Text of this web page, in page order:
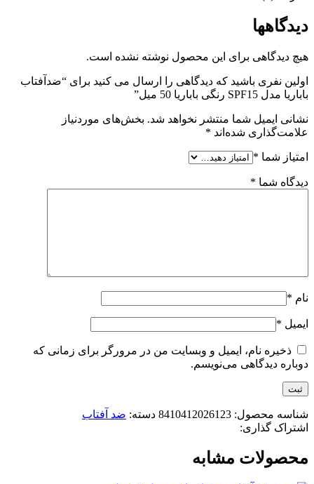
دیدگاهها
هیچ دیدگاهی برای این محصول نوشته نشده است.
اولین نفری باشید که دیدگاهی را ارسال می کنید برای “ضدآفتاب
باباریا مدل SPF15 رنگی باباریا 50 میل”
نشانی ایمیل شما منتشر نخواهد شد. بخش‌های موردنیاز
علامت‌گذاری شده‌اند *
امتیاز شما *
دیدگاه شما *
نام *
ایمیل *
ذخیره نام، ایمیل و وبسایت من در مرورگر برای زمانی که
دوباره دیدگاهی می‌نویسم.
شناسه محصول: 8410412026123 دسته: ضد آفتاب
اشتراک گذاری:
محصولات مشابه